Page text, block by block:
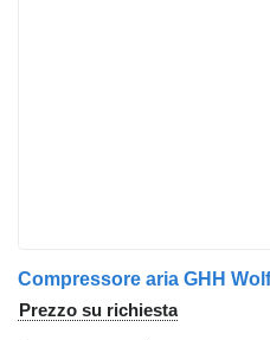
Prezzo su richiesta